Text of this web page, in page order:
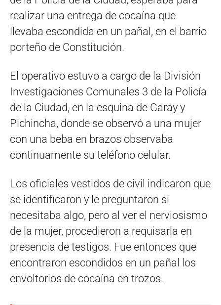
realizar una entrega de cocaína que
llevaba escondida en un pañal, en el barrio
porteño de Constitución.
El operativo estuvo a cargo de la División
Investigaciones Comunales 3 de la Policía
de la Ciudad, en la esquina de Garay y
Pichincha, donde se observó a una mujer
con una beba en brazos observaba
continuamente su teléfono celular.
Los oficiales vestidos de civil indicaron que
se identificaron y le preguntaron si
necesitaba algo, pero al ver el nerviosismo
de la mujer, procedieron a requisarla en
presencia de testigos. Fue entonces que
encontraron escondidos en un pañal los
envoltorios de cocaína en trozos.